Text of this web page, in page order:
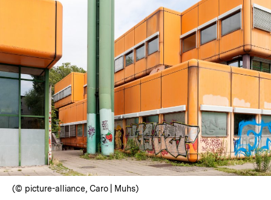
(© picture-alliance, Caro | Muhs)